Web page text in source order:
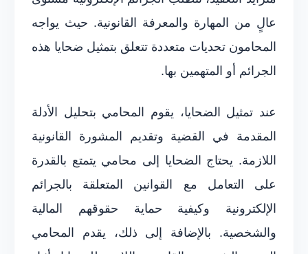
عالٍ من المهارة والمعرفة القانونية. حيث يواجه
المحامون تحديات متعددة تتعلق بتمثيل ضحايا هذه
الجرائم أو المتهمين بها.
عند تمثيل الضحايا، يقوم المحامي بتحليل الأدلة
المقدمة في القضية وتقديم المشورة القانونية
اللازمة. يحتاج الضحايا إلى محامي يتمتع بالقدرة
على التعامل مع القوانين المتعلقة بالجرائم
الإلكترونية وكيفية حماية حقوقهم المالية
والشخصية. بالإضافة إلى ذلك، يقدم المحامي